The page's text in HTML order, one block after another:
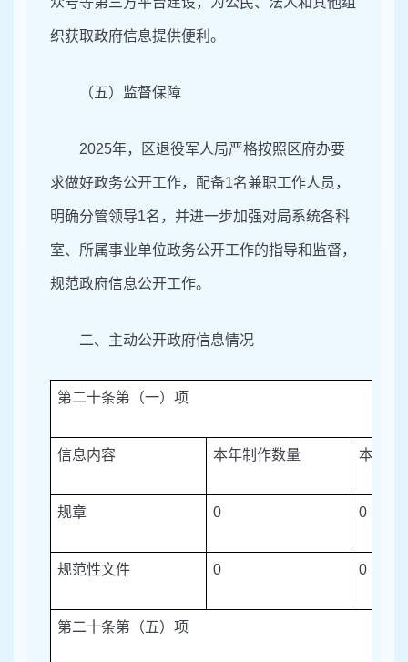
织获取政府信息提供便利。
（五） 监督保障
2025年，区退役军人局严格按照区府办要
求做好政务公开工作，配备1名兼职工作人员，
明确分管领导1名，并进一步加强对局系统各科
室、所属事业单位政务公开工作的指导和监督，
规范政府信息公开工作。
二、主动公开政府信息情况
第二十条第（一）项
信息内容 本年制作数量 本年
规章 0 0
规范性文件 0 0
第二十条第（五）项